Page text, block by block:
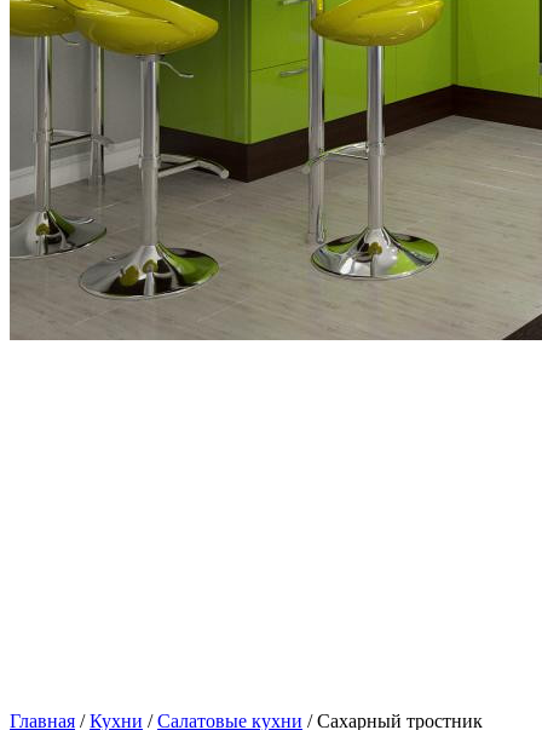
Главная /Кухни /Салатовые кухни / Сахарный тростник